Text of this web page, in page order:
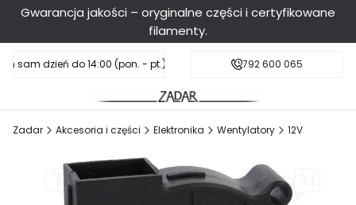
Gwarancja jakości – oryginalne części i certyfikowane
filamenty.
sam dzień do 14:00 (pon. - pt.), sobota do 11:00Darmowa dostawa od 199 zł
792 600 065
Zadar Akcesoria i części Elektronika Wentylatory 12V